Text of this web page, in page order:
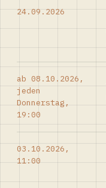
24.09.2026
ab 08.10.2026,
jeden
Donnerstag,
19:00
03.10.2026,
11:00